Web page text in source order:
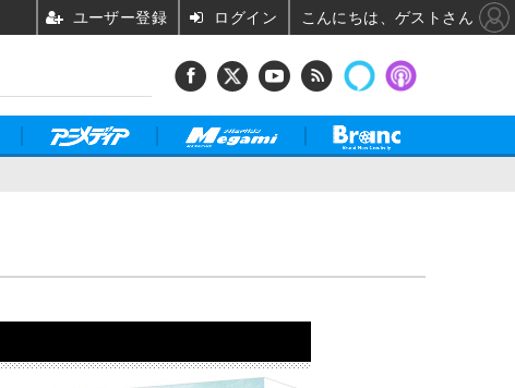
ユーザー登録 ログイン こんにちは、ゲストさん